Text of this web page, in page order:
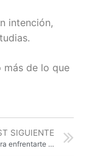
intención,
más de lo que
SIGUIENTE
8 consejos para enfrentarte al estrés académico